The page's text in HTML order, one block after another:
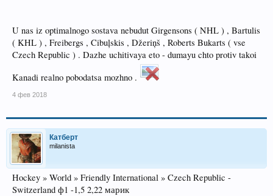
U nas iz optimalnogo sostava nebudut Girgensons ( NHL ) , Bartulis
( KHL ) , Freibergs , Cibuļskis , Džeriņš , Roberts Bukarts ( vse
Czech Republic ) . Dazhe uchitivaya eto - dumayu chto protiv takoi
Kanadi realno pobodatsa mozhno .
4 фев 2018
Катберт
milanista
Hockey » World » Friendly International » Czech Republic -
Switzerland ф1 -1,5 2,22 марик